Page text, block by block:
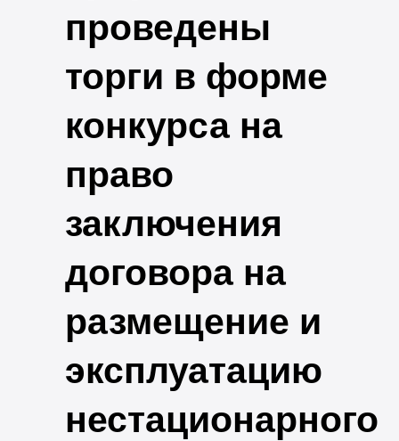
проведены
торги в форме
конкурса на
право
заключения
договора на
размещение и
эксплуатацию
нестационарного